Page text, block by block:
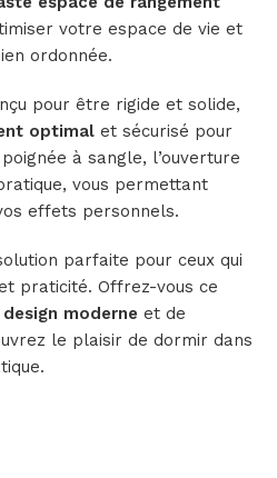
votre espace de vie et
ordonnée.
pour être rigide et solide,
optimal et sécurisé pour
à sangle, l’ouverture
vous permettant
effets personnels.
parfaite pour ceux qui
praticité. Offrez-vous ce
design moderne et de
le plaisir de dormir dans